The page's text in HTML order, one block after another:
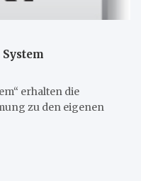
erhalten die
zu den eigenen